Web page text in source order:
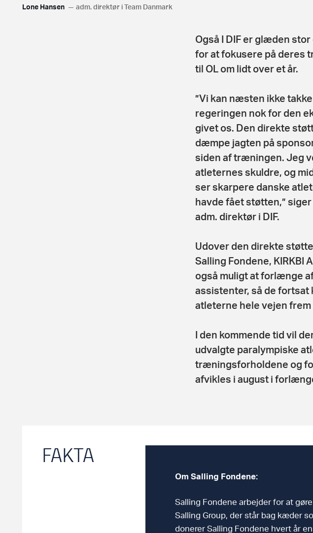
Lone Hansen adm. direktør i Team Danmark
Også I DIF er glæden
for at fokusere på deres
til OL om lidt over et år.
”Vi kan næsten ikke
regeringen nok for den
givet os. Den direkte
dæmpe jagten på
siden af træningen. Jeg
atleternes skuldre, og
ser skarpere danske
havde fået støtten,”
adm. direktør i DIF.
Udover den direkte
Salling Fondene, KIRKBI
også muligt at forlænge
assistenter, så de
atleterne hele vejen frem
I den kommende tid vil
udvalgte paralympiske
træningsforholdene og
afvikles i august i
FAKTA
Om Salling Fondene:
Salling Fondene arbejder for at
Salling Group, der står bag kæder
donerer Salling Fondene hvert år